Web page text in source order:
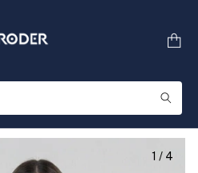
1 / 4